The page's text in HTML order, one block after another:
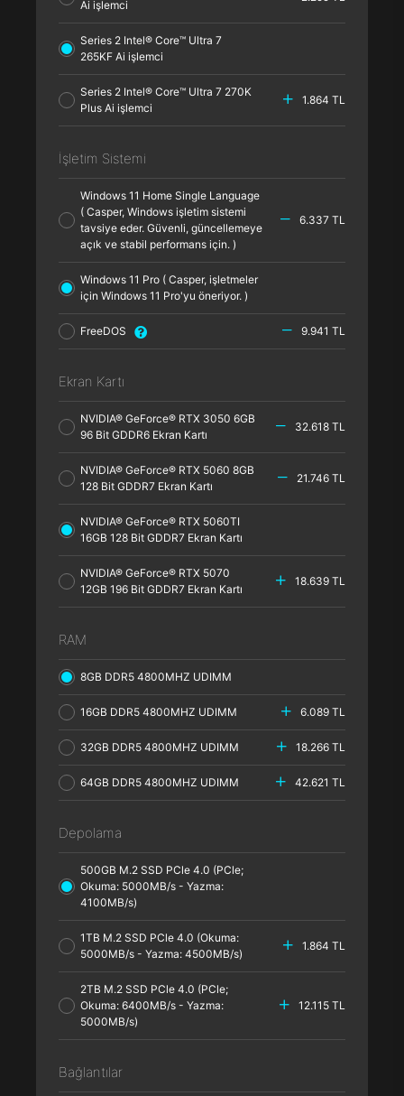
Ai işlemci
Series 2 Intel® Core™ Ultra 7
265KF Ai işlemci
Series 2 Intel® Core™ Ultra 7 270K
Plus Ai işlemci
1.864 TL
İşletim Sistemi
Windows 11 Home Single Language
( Casper, Windows işletim sistemi
tavsiye eder. Güvenli, güncellemeye
açık ve stabil performans için. )
6.337 TL
Windows 11 Pro ( Casper, işletmeler
için Windows 11 Pro'yu öneriyor. )
FreeDOS 9.941 TL
Ekran Kartı
NVIDIA® GeForce® RTX 3050 6GB
96 Bit GDDR6 Ekran Kartı
32.618 TL
NVIDIA® GeForce® RTX 5060 8GB
128 Bit GDDR7 Ekran Kartı
21.746 TL
NVIDIA® GeForce® RTX 5060TI
16GB 128 Bit GDDR7 Ekran Kartı
NVIDIA® GeForce® RTX 5070
12GB 196 Bit GDDR7 Ekran Kartı
18.639 TL
RAM
8GB DDR5 4800MHZ UDIMM
16GB DDR5 4800MHZ UDIMM 6.089 TL
32GB DDR5 4800MHZ UDIMM 18.266 TL
64GB DDR5 4800MHZ UDIMM 42.621 TL
Depolama
500GB M.2 SSD PCle 4.0 (PCle;
Okuma: 5000MB/s - Yazma:
4100MB/s)
1TB M.2 SSD PCle 4.0 (Okuma:
5000MB/s - Yazma: 4500MB/s)
1.864 TL
2TB M.2 SSD PCle 4.0 (PCle;
Okuma: 6400MB/s - Yazma:
5000MB/s)
12.115 TL
Bağlantılar